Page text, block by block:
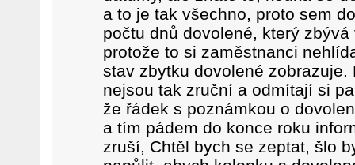
a to je tak všechno, proto sem
počtu dnů dovolené, který
protože to si zaměstnanci
stav zbytku dovolené zobrazuje.
nejsou tak zruční a odmítají si
že řádek s poznámkou o
a tím pádem do konce roku
zruší, Chtěl bych se zeptat, šlo